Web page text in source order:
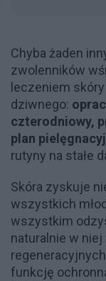
Chyba żaden
zwolenników
leczeniem
dziwnego:
czterodniowy,
plan
rutyny na stałe
Skóra zyskuje
wszystkich
wszystkim
naturalnie w
funkcję